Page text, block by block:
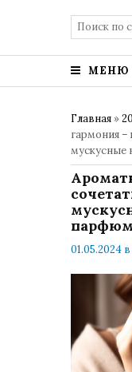
МЕНЮ
Главная »
гармония –
01.05.2024